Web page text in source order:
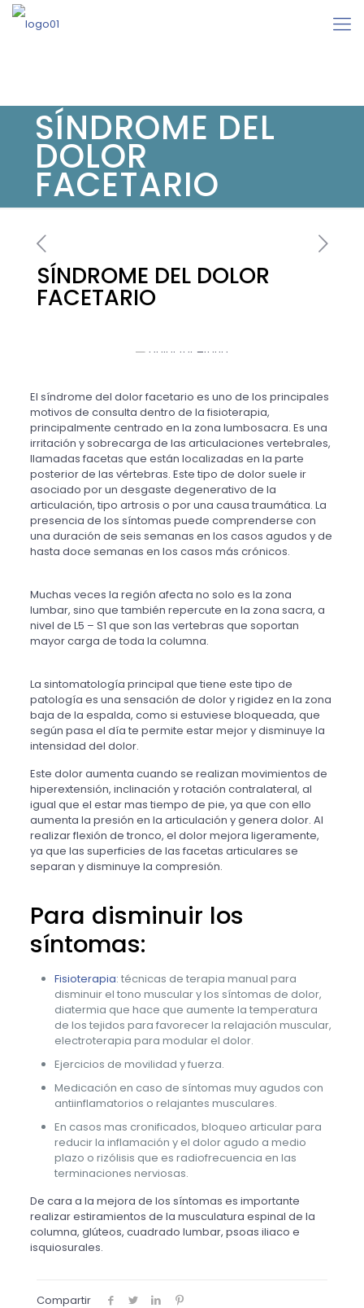
SÍNDROME DEL
DOLOR
FACETARIO
SÍNDROME DEL DOLOR
FACETARIO
El síndrome del dolor facetario es uno de los principales
motivos de consulta dentro de la fisioterapia,
principalmente centrado en la zona lumbosacra. Es una
irritación y sobrecarga de las articulaciones vertebrales,
llamadas facetas que están localizadas en la parte
posterior de las vértebras. Este tipo de dolor suele ir
asociado por un desgaste degenerativo de la
articulación, tipo artrosis o por una causa traumática. La
presencia de los síntomas puede comprenderse con
una duración de seis semanas en los casos agudos y de
hasta doce semanas en los casos más crónicos.
Muchas veces la región afecta no solo es la zona
lumbar, sino que también repercute en la zona sacra, a
nivel de L5 – S1 que son las vertebras que soportan
mayor carga de toda la columna.
La sintomatología principal que tiene este tipo de
patología es una sensación de dolor y rigidez en la zona
baja de la espalda, como si estuviese bloqueada, que
según pasa el día te permite estar mejor y disminuye la
intensidad del dolor.
Este dolor aumenta cuando se realizan movimientos de
hiperextensión, inclinación y rotación contralateral, al
igual que el estar mas tiempo de pie, ya que con ello
aumenta la presión en la articulación y genera dolor. Al
realizar flexión de tronco, el dolor mejora ligeramente,
ya que las superficies de las facetas articulares se
separan y disminuye la compresión.
Para disminuir los
síntomas:
Fisioterapia: técnicas de terapia manual para
disminuir el tono muscular y los síntomas de dolor,
diatermia que hace que aumente la temperatura
de los tejidos para favorecer la relajación muscular,
electroterapia para modular el dolor.
Ejercicios de movilidad y fuerza.
Medicación en caso de síntomas muy agudos con
antiinflamatorios o relajantes musculares.
En casos mas cronificados, bloqueo articular para
reducir la inflamación y el dolor agudo a medio
plazo o rizólisis que es radiofrecuencia en las
terminaciones nerviosas.
De cara a la mejora de los síntomas es importante
realizar estiramientos de la musculatura espinal de la
columna, glúteos, cuadrado lumbar, psoas iliaco e
isquiosurales.
Compartir